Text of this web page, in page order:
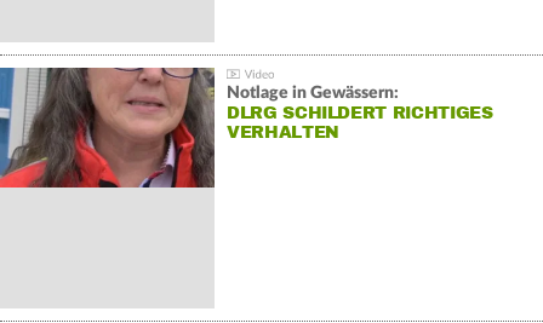
Notlage in Gewässern:
DLRG SCHILDERT RICHTIGES
VERHALTEN